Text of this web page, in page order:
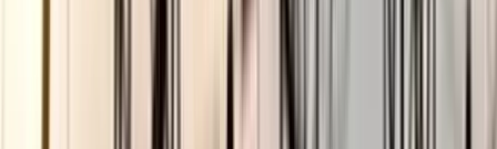
বরিশাল বিশ্ববিদ্যালয়ে ছাত্রদল-
ছাত্রশিবির সংঘর্ষ, আহত অন্তত ১০